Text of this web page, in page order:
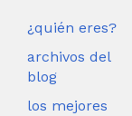
¿quién eres?
archivos del
blog
los mejores